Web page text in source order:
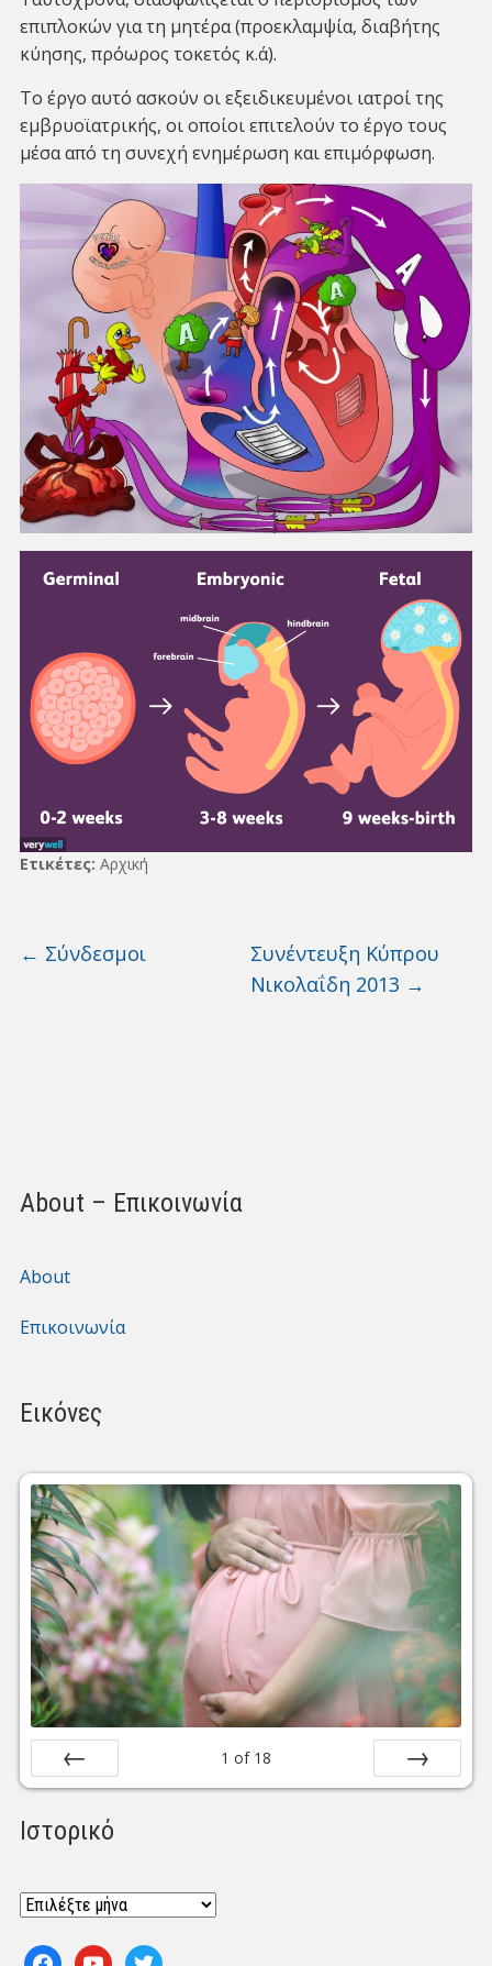
επιπλοκών για τη μητέρα (προεκλαμψία, διαβήτης
κύησης, πρόωρος τοκετός κ.ά).
Το έργο αυτό ασκούν οι εξειδικευμένοι ιατροί της
εμβρυοϊατρικής, οι οποίοι επιτελούν το έργο τους
μέσα από τη συνεχή ενημέρωση και επιμόρφωση.
Ετικέτες: Αρχική
← Σύνδεσμοι
Συνέντευξη Κύπρου
Νικολαΐδη 2013 →
About – Επικοινωνία
About
Επικοινωνία
Εικόνες
Prev
1 of 18
Next
Ιστορικό
Ιστορικό
facebookyoutubetwitter